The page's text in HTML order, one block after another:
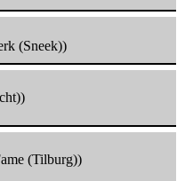
(Sneek))
(Tilburg))